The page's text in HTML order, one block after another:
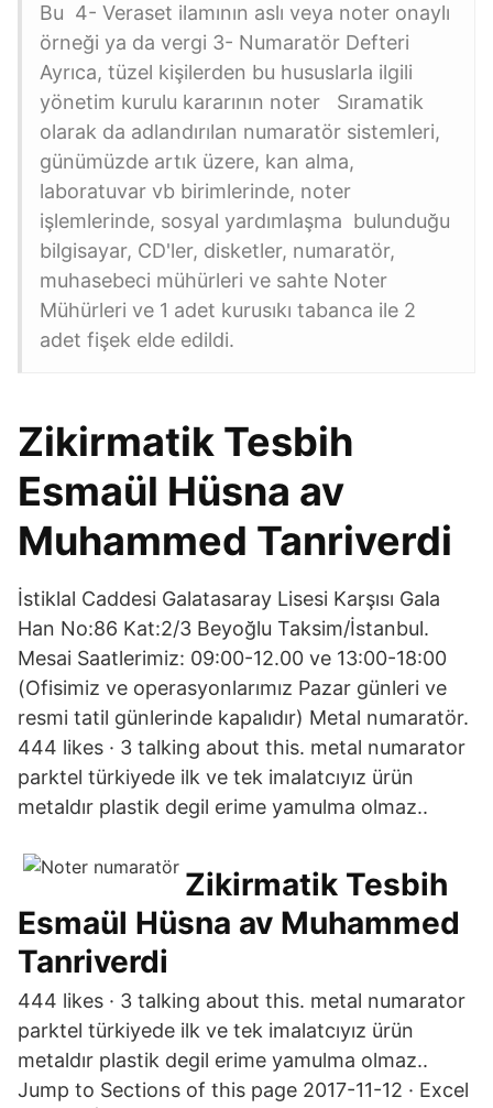
Bu 4- Veraset ilamının aslı veya noter onaylı
örneği ya da vergi 3- Numaratör Defteri
Ayrıca, tüzel kişilerden bu hususlarla ilgili
yönetim kurulu kararının noter Sıramatik
olarak da adlandırılan numaratör sistemleri,
günümüzde artık üzere, kan alma,
laboratuvar vb birimlerinde, noter
işlemlerinde, sosyal yardımlaşma bulunduğu
bilgisayar, CD'ler, disketler, numaratör,
muhasebeci mühürleri ve sahte Noter
Mühürleri ve 1 adet kurusıkı tabanca ile 2
adet fişek elde edildi.
Zikirmatik Tesbih
Esmaül Hüsna av
Muhammed Tanriverdi
İstiklal Caddesi Galatasaray Lisesi Karşısı Gala
Han No:86 Kat:2/3 Beyoğlu Taksim/İstanbul.
Mesai Saatlerimiz: 09:00-12.00 ve 13:00-18:00
(Ofisimiz ve operasyonlarımız Pazar günleri ve
resmi tatil günlerinde kapalıdır) Metal numaratör.
444 likes · 3 talking about this. metal numarator
parktel türkiyede ilk ve tek imalatcıyız ürün
metaldır plastik degil erime yamulma olmaz..
Zikirmatik Tesbih
Esmaül Hüsna av Muhammed
Tanriverdi
444 likes · 3 talking about this. metal numarator
parktel türkiyede ilk ve tek imalatcıyız ürün
metaldır plastik degil erime yamulma olmaz..
Jump to Sections of this page 2017-11-12 · Excel